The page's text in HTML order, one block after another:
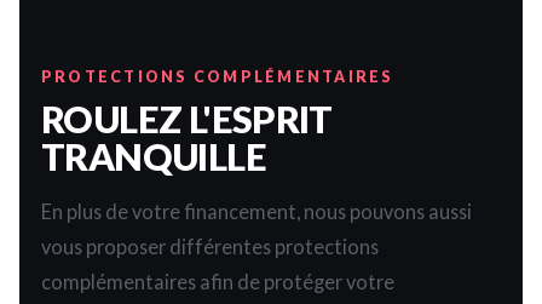
PROTECTIONS COMPLÉMENTAIRES
ROULEZ L'ESPRIT
TRANQUILLE
En plus de votre financement, nous pouvons aussi
vous proposer différentes protections
complémentaires afin de protéger votre